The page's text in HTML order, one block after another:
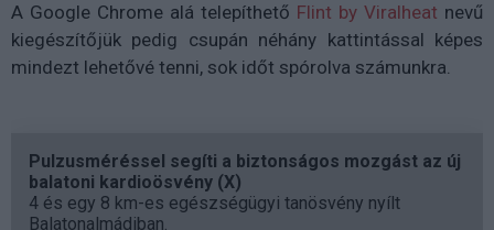
A Google Chrome alá telepíthető Flint by Viralheat nevű
kiegészítőjük pedig csupán néhány kattintással képes
mindezt lehetővé tenni, sok időt spórolva számunkra.
Pulzusméréssel segíti a biztonságos mozgást az új
balatoni kardioösvény (X)
4 és egy 8 km-es egészségügyi tanösvény nyílt
Balatonalmádiban.